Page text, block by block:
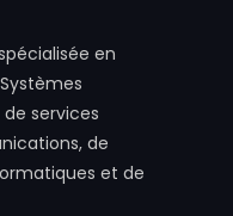
en
services
de
et de